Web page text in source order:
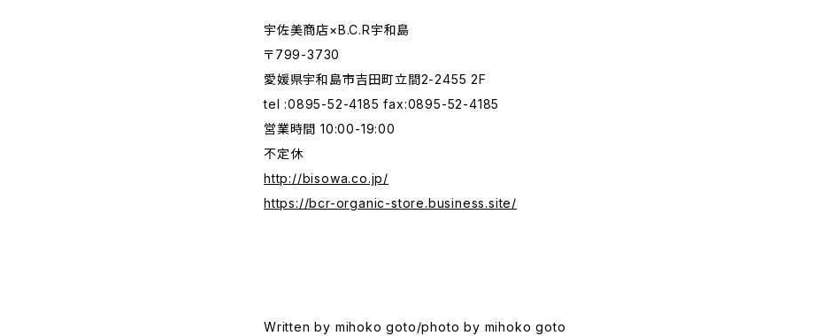
宇佐美商店×B.C.R宇和島
〒799-3730
愛媛県宇和島市吉田町立間2-2455 2F
tel :0895-52-4185 fax:0895-52-4185
営業時間 10:00-19:00
不定休
http://bisowa.co.jp/
https://bcr-organic-store.business.site/
Written by mihoko goto/photo by mihoko goto